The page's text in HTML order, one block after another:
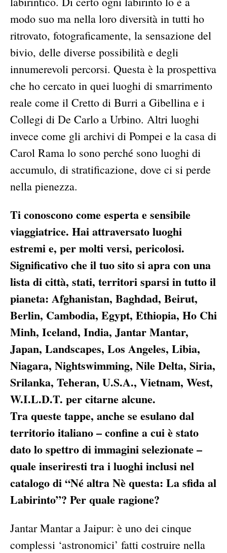
modo suo ma nella loro diversità in tutti ho
ritrovato, fotograficamente, la sensazione del
bivio, delle diverse possibilità e degli
innumerevoli percorsi. Questa è la prospettiva
che ho cercato in quei luoghi di smarrimento
reale come il Cretto di Burri a Gibellina e i
Collegi di De Carlo a Urbino. Altri luoghi
invece come gli archivi di Pompei e la casa di
Carol Rama lo sono perché sono luoghi di
accumulo, di stratificazione, dove ci si perde
nella pienezza.
Ti conoscono come esperta e sensibile
viaggiatrice. Hai attraversato luoghi
estremi e, per molti versi, pericolosi.
Significativo che il tuo sito si apra con una
lista di città, stati, territori sparsi in tutto il
pianeta: Afghanistan, Baghdad, Beirut,
Berlin, Cambodia, Egypt, Ethiopia, Ho Chi
Minh, Iceland, India, Jantar Mantar,
Japan, Landscapes, Los Angeles, Libia,
Niagara, Nightswimming, Nile Delta, Siria,
Srilanka, Teheran, U.S.A., Vietnam, West,
W.I.L.D.T. per citarne alcune.
Tra queste tappe, anche se esulano dal
territorio italiano – confine a cui è stato
dato lo spettro di immagini selezionate –
quale inseriresti tra i luoghi inclusi nel
catalogo di “Né altra Nè questa: La sfida al
Labirinto”? Per quale ragione?
Jantar Mantar a Jaipur: è uno dei cinque
complessi ‘astronomici’ fatti costruire nella